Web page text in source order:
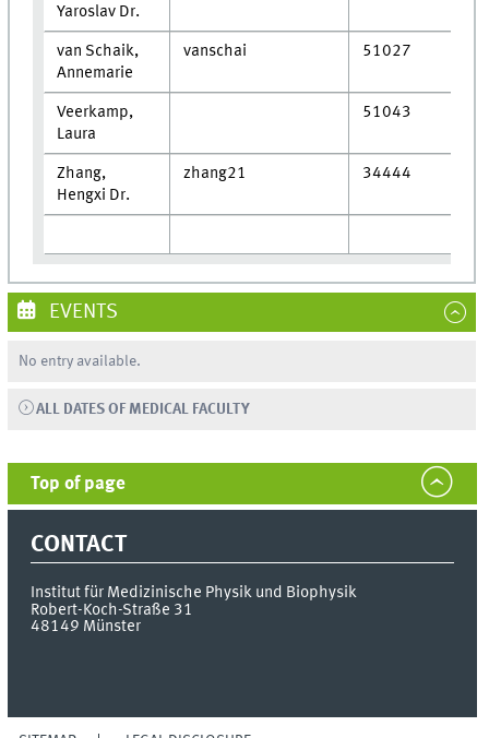
Yaroslav Dr.
van Schaik,
Annemarie
vanschai 51027
Veerkamp,
Laura
51043
Zhang,
Hengxi Dr.
zhang21 34444
EVENTS
No entry available.
ALL DATES OF MEDICAL FACULTY
Top of page
CONTACT
Institut für Medizinische Physik und Biophysik
Robert-Koch-Straße 31
48149 Münster